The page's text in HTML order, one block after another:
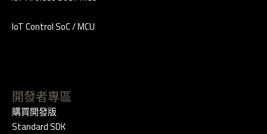
IoT Control SoC / MCU
開發者專區
購買開發版
Standard SDK